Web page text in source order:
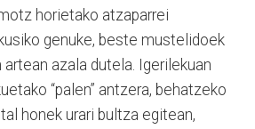
horietako atzaparrei
genuke, beste mustelidoek
azala dutela. Igerilekuan
“palen” antzera, behatzeko
honek urari bultza egitean,